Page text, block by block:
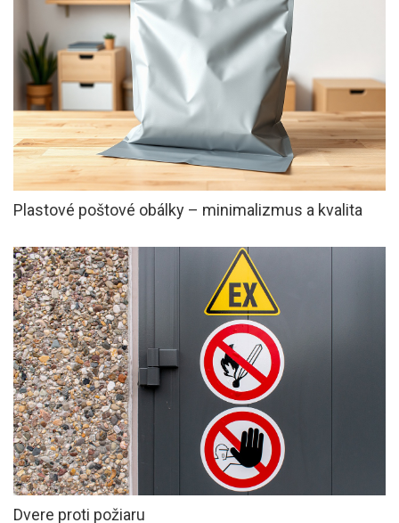
Plastové poštové obálky – minimalizmus a kvalita
Dvere proti požiaru